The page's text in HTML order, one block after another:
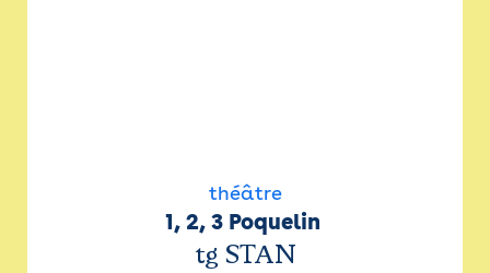
théâtre
1, 2, 3 Poquelin
tg STAN